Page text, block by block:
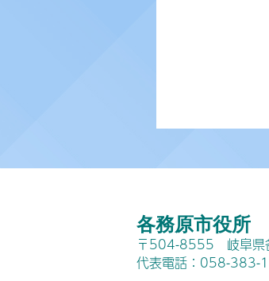
各務原市役所
〒504-8555 岐阜県
代表電話：058-383-